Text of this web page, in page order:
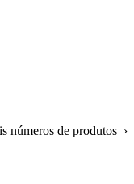
números de produtos ›